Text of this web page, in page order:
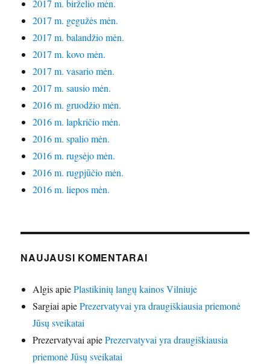
2017 m. birželio mėn.
2017 m. gegužės mėn.
2017 m. balandžio mėn.
2017 m. kovo mėn.
2017 m. vasario mėn.
2017 m. sausio mėn.
2016 m. gruodžio mėn.
2016 m. lapkričio mėn.
2016 m. spalio mėn.
2016 m. rugsėjo mėn.
2016 m. rugpjūčio mėn.
2016 m. liepos mėn.
NAUJAUSI KOMENTARAI
AlgisapiePlastikinių langų kainos Vilniuje
SargiaiapiePrezervatyvai yra draugiškiausia priemonė
Jūsų sveikatai
PrezervatyvaiapiePrezervatyvai yra draugiškiausia
priemonė Jūsų sveikatai